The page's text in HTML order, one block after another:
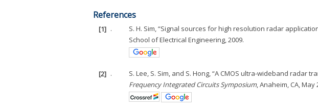
References
[1] .
S. H. Sim, “Signal sources for high resolution radar
School of Electrical Engineering, 2009.
[2] . S. Lee, S. Sim, and S. Hong, “A CMOS ultra-wideband radar
Frequency Integrated Circuits Symposium, Anaheim, CA, May